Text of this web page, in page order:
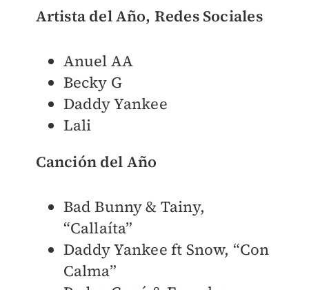
Artista del Año, Redes Sociales
Anuel AA
Becky G
Daddy Yankee
Lali
Canción del Año
Bad Bunny & Tainy,
“Callaíta”
Daddy Yankee ft Snow, “Con
Calma”